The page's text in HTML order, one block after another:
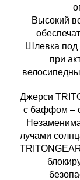
Высокий
Шлевка под
при
Джерси
с баффом –
лучами